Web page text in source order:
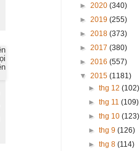
► 2020 (340)
► 2019 (255)
► 2018 (373)
► 2017 (380)
► 2016 (557)
▼ 2015 (1181)
►thg 12(102)
►thg 11(109)
►thg 10(123)
►thg 9(126)
►thg 8(114)